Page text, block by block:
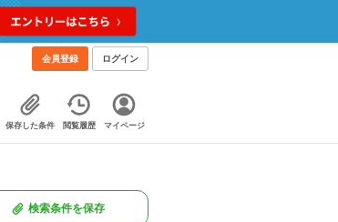
会員登録 ログイン
保存した条件 閲覧履歴 マイページ
検索条件を保存